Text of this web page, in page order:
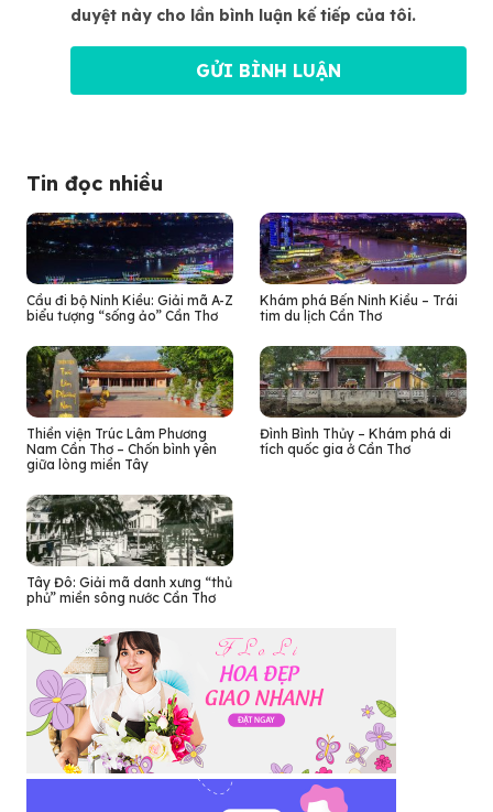
duyệt này cho lần bình luận kế tiếp của tôi.
Tin đọc nhiều
Cầu đi bộ Ninh Kiều: Giải mã A-Z
biểu tượng “sống ảo” Cần Thơ
Khám phá Bến Ninh Kiều – Trái
tim du lịch Cần Thơ
Thiền viện Trúc Lâm Phương
Nam Cần Thơ – Chốn bình yên
giữa lòng miền Tây
Đình Bình Thủy – Khám phá di
tích quốc gia ở Cần Thơ
Tây Đô: Giải mã danh xưng “thủ
phủ” miền sông nước Cần Thơ